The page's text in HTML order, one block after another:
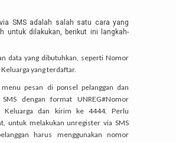
SMS adalah salah satu cara yang
untuk dilakukan, berikut ini langkah-
data yang dibutuhkan, seperti Nomor
yang terdaftar.
menu pesan di ponsel pelanggan dan
dengan format UNREG#Nomor
Keluarga dan kirim ke 4444. Perlu
untuk melakukan unregister via SMS
harus menggunakan nomor